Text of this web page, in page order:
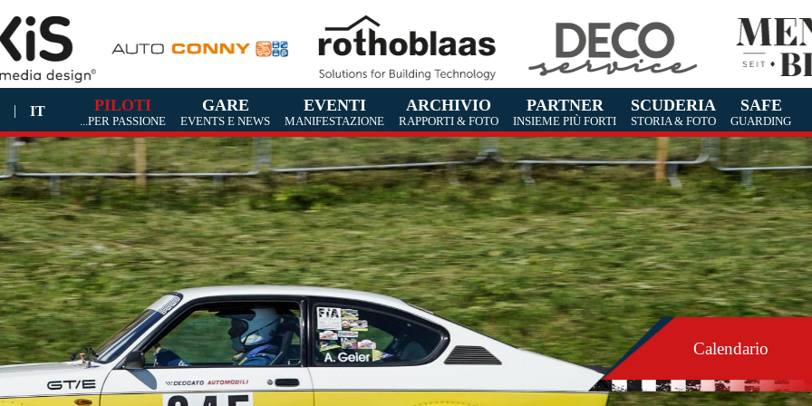
| IT PILOTI
...PER PASSIONE
GARE
EVENTS E NEWS
EVENTI
MANIFESTAZIONE
ARCHIVIO
RAPPORTI & FOTO
PARTNER
INSIEME PIÙ FORTI
SCUDERIA
STORIA & FOTO
SAFE
GUARDING
Calendario